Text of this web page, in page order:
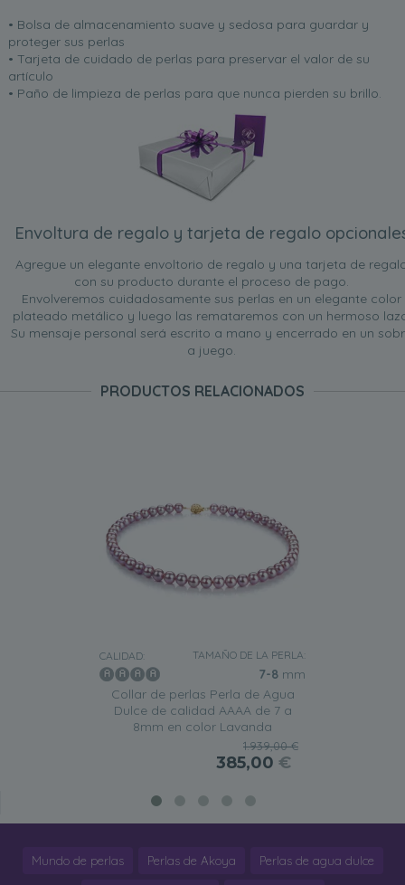
• Bolsa de almacenamiento suave y sedosa para guardar y
proteger sus perlas
• Tarjeta de cuidado de perlas para preservar el valor de su
artículo
• Paño de limpieza de perlas para que nunca pierden su brillo.
Envoltura de regalo y tarjeta de regalo
Agregue un elegante envoltorio de regalo y una tarjeta de
con su producto durante el proceso de pago.
Envolveremos cuidadosamente sus perlas en un elegante color
plateado metálico y luego las remataremos con un hermoso
Su mensaje personal será escrito a mano y encerrado en un
a juego.
PRODUCTOS RELACIONADOS
CALIDAD: TAMAÑO DE LA PERLA:
7-8 mm
Collar de perlas Perla de Agua
Dulce de calidad AAAA de 7 a
8mm en color Lavanda
1.939,00 €
385,00 €
Mundo de perlas Perlas de Akoya Perlas de agua dulce